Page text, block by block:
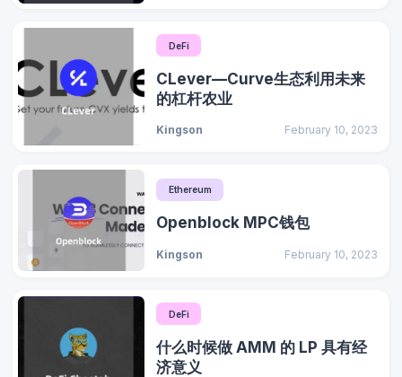
DeFi
CLever—Curve生态利用未来
的杠杆农业
Kingson February 10, 2023
Ethereum
Openblock MPC钱包
Kingson February 10, 2023
DeFi
什么时候做 AMM 的 LP 具有经
济意义